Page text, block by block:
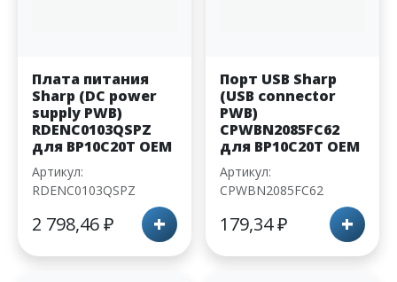
Плата питания
Sharp (DC power
supply PWB)
RDENC0103QSPZ
для BP10C20T OEM
Артикул:
RDENC0103QSPZ
2 798,46₽ +
Порт USB Sharp
(USB connector
PWB)
CPWBN2085FC62
для BP10C20T OEM
Артикул:
CPWBN2085FC62
179,34₽ +